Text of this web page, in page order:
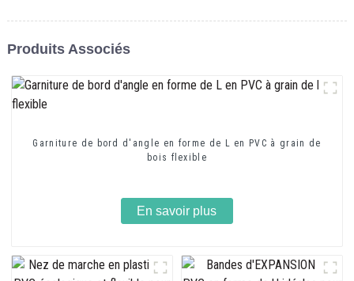
Produits Associés
Garniture de bord d'angle en forme de L en PVC à grain de
bois flexible
En savoir plus